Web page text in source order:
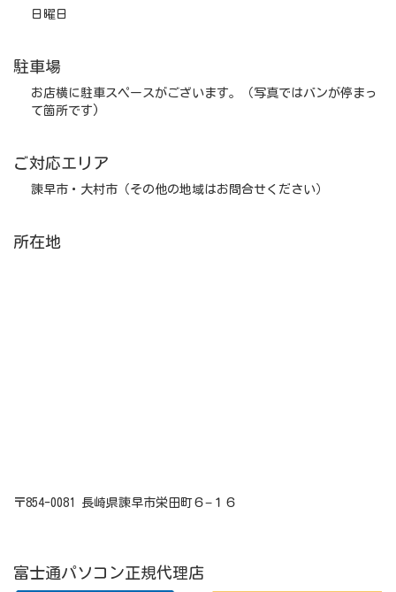
日曜日
駐車場
お店横に駐車スペースがございます。（写真ではバンが停まっ
て箇所です)
ご対応エリア
諫早市・大村市（その他の地域はお問合せください）
所在地
〒854-0081 長崎県諫早市栄田町６−１６
富士通パソコン正規代理店